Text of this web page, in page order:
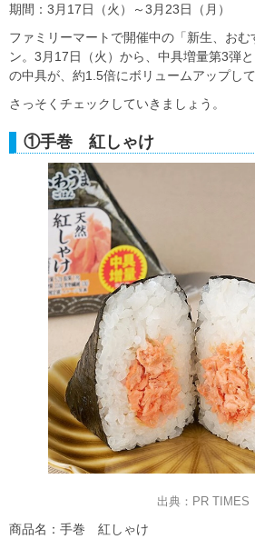
期間：3月17日（火）～3月23日（月）
ファミリーマートで開催中の「新生、おむ
ン。3月17日（火）から、中具増量第3弾
の中具が、約1.5倍にボリュームアップし
さっそくチェックしていきましょう。
①手巻 紅しゃけ
出典：PR TIMES
商品名：手巻 紅しゃけ